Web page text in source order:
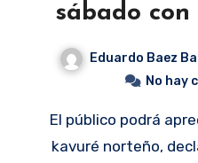
sábado
Eduardo Baez
No hay
El público podrá apreciar la elaboración del
kavuré norteño,